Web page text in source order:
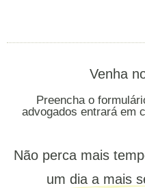
Venha
Preencha o
advogados entrará em
Não perca mais
um dia a mais